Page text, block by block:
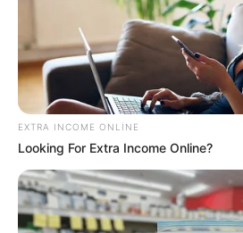
EXTRA INCOME ONLINE
Looking For Extra Income Online?